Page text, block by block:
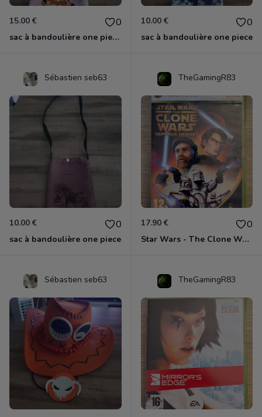
15.00 € 0
sac à bandoulière one piece chopper
10.00 € 0
sac à bandoulière one piece
Sébastien seb63
10.00 € 0
sac à bandoulière one piece
TheGamingR83
17.90 € 0
Star Wars - The Clone Wars - Les Héros De La République Xbox 360
Sébastien seb63 TheGamingR83